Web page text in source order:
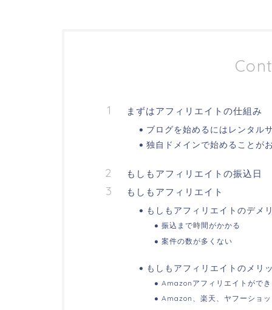
まずはアフィリエイトの仕組み
ブログを始めるにはレンタル
独自ドメインで始めることが
もしもアフィリエイトの振込日
もしもアフィリエイト
もしもアフィリエイトのデメ
振込まで時間がかかる
案件の数が多くない
もしもアフィリエイトのメリ
Amazonアフィリエイトがで
Amazon、楽天、ヤフーショ